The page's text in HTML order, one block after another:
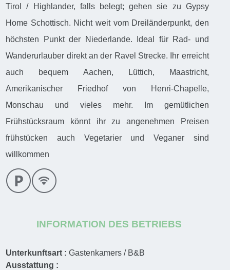
Tirol / Highlander, falls belegt; gehen sie zu Gypsy
Home Schottisch. Nicht weit vom Dreiländerpunkt, den
höchsten Punkt der Niederlande. Ideal für Rad- und
Wanderurlauber direkt an der Ravel Strecke. Ihr erreicht
auch bequem Aachen, Lüttich, Maastricht,
Amerikanischer Friedhof von Henri-Chapelle,
Monschau und vieles mehr. Im gemütlichen
Frühstücksraum könnt ihr zu angenehmen Preisen
frühstücken auch Vegetarier und Veganer sind
willkommen
INFORMATION DES BETRIEBS
Unterkunftsart :Gastenkamers / B&B
Ausstattung :